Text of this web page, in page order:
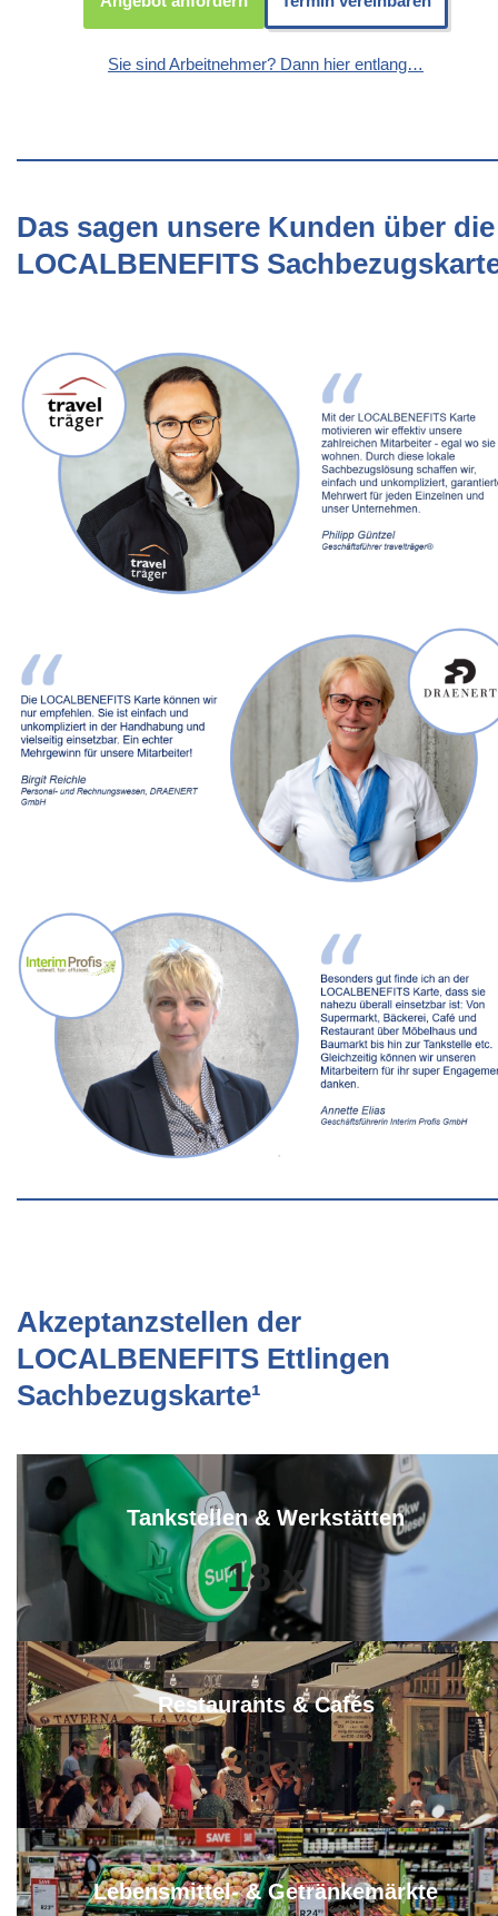
Sie sind Arbeitnehmer? Dann hier entlang…
Das sagen unsere Kunden über die
LOCALBENEFITS
Akzeptanzstellen der
LOCALBENEFITS Ettlingen
Sachbezugskarte¹
Tankstellen & Werkstätten
18 x
Restaurants & Cafés
38 x
Lebensmittel- & Getränkemärkte